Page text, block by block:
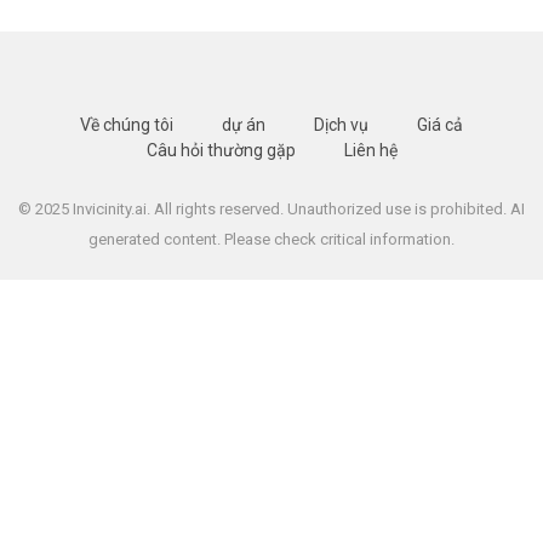
Về chúng tôi dự án Dịch vụ
Giá cả
Câu hỏi thường gặp
Liên hệ
© 2025 Invicinity.ai. All rights reserved. Unauthorized use is prohibited. AI
generated content. Please check critical information.